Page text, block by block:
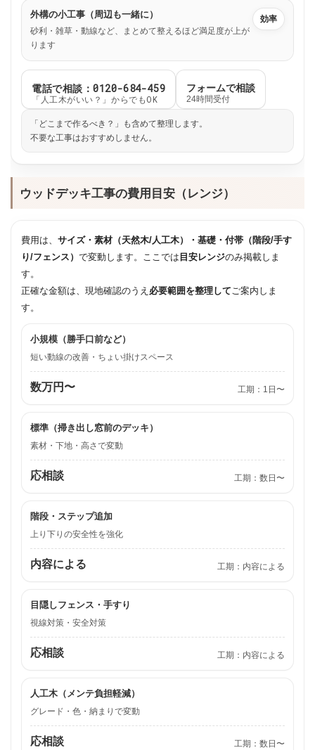
外構の小工事（周辺も一緒に）
砂利・雑草・動線など、まとめて整えるほど満足度が上が
ります
効率
電話で相談：0120-684-459
「人工木がいい？」からでもOK
フォームで相談
24時間受付
「どこまで作るべき？」も含めて整理します。
不要な工事はおすすめしません。
ウッドデッキ工事の費用目安（レンジ）
費用は、 サイズ・素材（天然木/人工木）・基礎・付帯（階段/手す
り/フェンス） で変動します。ここでは 目安レンジのみ掲載しま
す。
正確な金額は、現地確認のうえ 必要範囲を整理してご案内しま
す。
小規模（勝手口前など）
短い動線の改善・ちょい掛けスペース
数万円〜 工期：1日〜
標準（掃き出し窓前のデッキ）
素材・下地・高さで変動
応相談 工期：数日〜
階段・ステップ追加
上り下りの安全性を強化
内容による 工期：内容による
目隠しフェンス・手すり
視線対策・安全対策
応相談 工期：内容による
人工木（メンテ負担軽減）
グレード・色・納まりで変動
応相談 工期：数日〜